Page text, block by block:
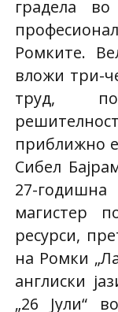
градела
Ромките.
вложи три-
труд,
приближно
Сибел
27-
магистер
ресурси,
на Ромки
англиски
„26 Јули“